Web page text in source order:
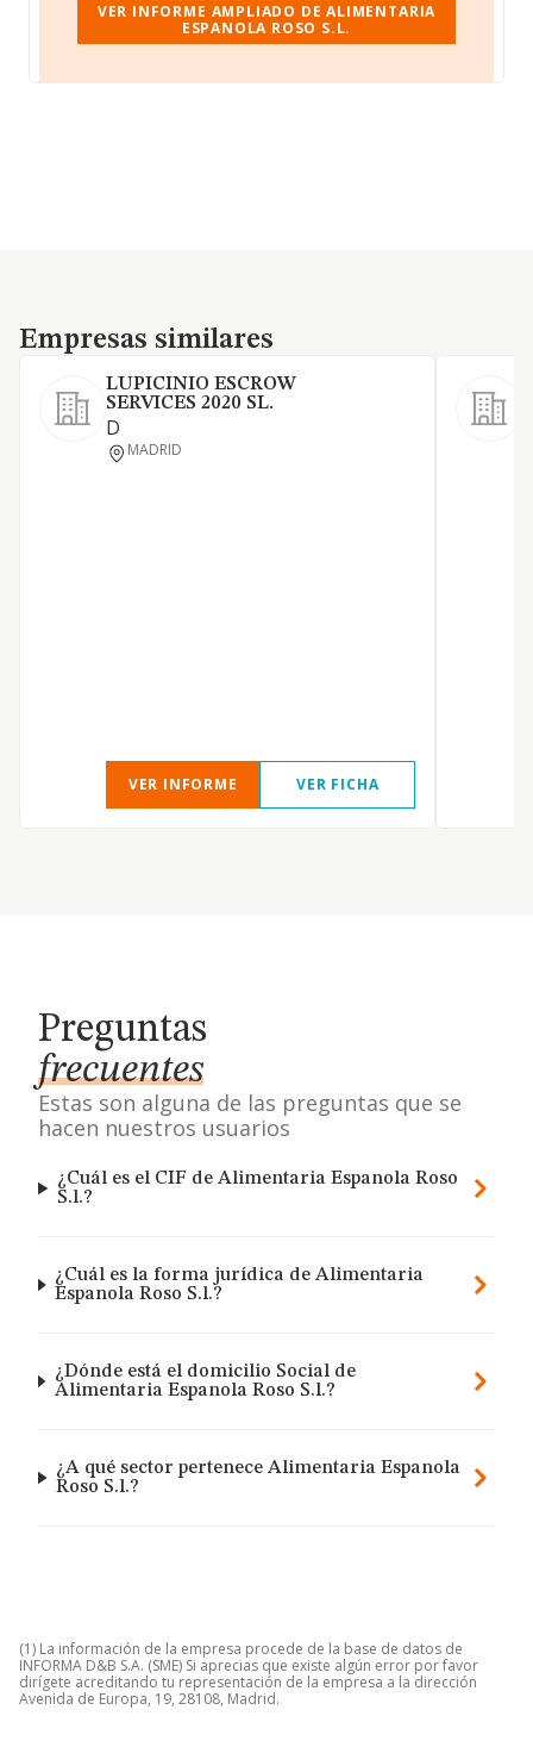
VER INFORME AMPLIADO DE ALIMENTARIA
ESPANOLA ROSO S.L.
Empresas similares
Empresas similares
LUPICINIO ESCROW
SERVICES 2020 SL.
D
MADRID
VER INFORME VER FICHA
Preguntas
frecuentes
Estas son alguna de las preguntas que se
hacen nuestros usuarios
¿Cuál es el CIF de Alimentaria Espanola Roso
S.l.?
¿Cuál es la forma jurídica de Alimentaria
Espanola Roso S.l.?
¿Dónde está el domicilio Social de
Alimentaria Espanola Roso S.l.?
¿A qué sector pertenece Alimentaria Espanola
Roso S.l.?
(1) La información de la empresa procede de la base de datos de
INFORMA D&B S.A. (SME) Si aprecias que existe algún error por favor
dirígete acreditando tu representación de la empresa a la dirección
Avenida de Europa, 19, 28108, Madrid.